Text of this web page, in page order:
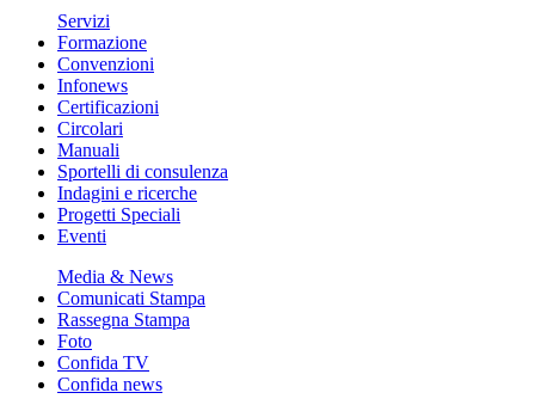
Servizi
Formazione
Convenzioni
Infonews
Certificazioni
Circolari
Manuali
Sportelli di consulenza
Indagini e ricerche
Progetti Speciali
Eventi
Media & News
Comunicati Stampa
Rassegna Stampa
Foto
Confida TV
Confida news